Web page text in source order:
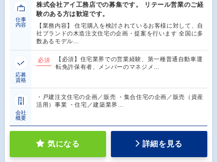
仕事
内容
株式会社アイ工務店での募集です。 リテール営業のご経
験のある方は歓迎です。
【業務内容】 住宅購入を検討されているお客様に対して、自
社ブランドの木造注文住宅の企画・提案を行います 全国に多
数あるモデル…
応募
資格
必須
【必須】住宅業界での営業経験、第一種普通自動車運
転免許保有者、メンバーのマネジメ…
会社
概要
・戸建注文住宅の企画／販売 ・集合住宅の企画／販売（資産
活用）事業 ・住宅／建築業界…
気になる 詳細を見る